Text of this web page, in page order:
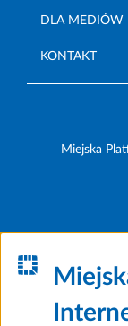
DLA MEDIÓW
KONTAKT
Miejska